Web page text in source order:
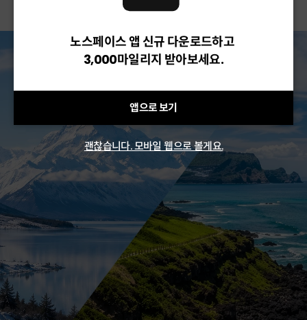
노스페이스 앱 신규 다운로드하고
3,000마일리지 받아보세요.
앱으로 보기
괜찮습니다. 모바일 웹으로 볼게요.